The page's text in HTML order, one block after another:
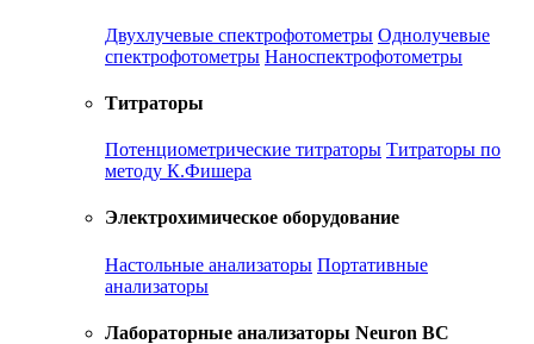
Двухлучевые спектрофотометры Однолучевые
спектрофотометры Наноспектрофотометры
Титраторы
Потенциометрические титраторы Титраторы по
методу К.Фишера
Электрохимическое оборудование
Настольные анализаторы Портативные
анализаторы
Лабораторные анализаторы Neuron BC